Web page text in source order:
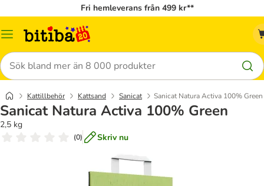
Fri hemleverans från 499 kr**
Meny
Sök
Kattillbehör Kattsand Sanicat Sanicat Natura Activa 100% Green
Sanicat Natura Activa 100% Green
2,5 kg
(0) Skriv nu